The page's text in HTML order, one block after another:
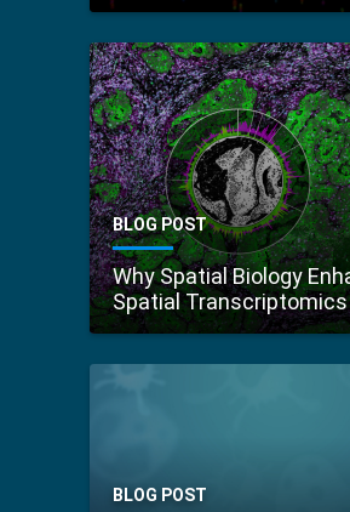
BLOG POST
Why Spatial Biology
Spatial
BLOG POST